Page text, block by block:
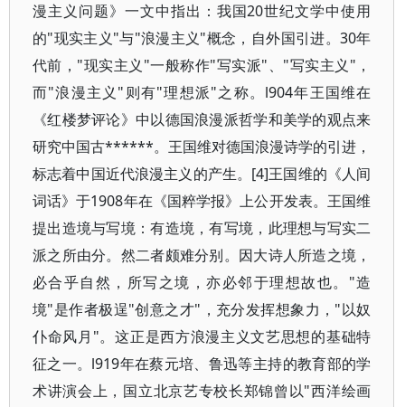
漫主义问题》一文中指出：我国20世纪文学中使用
的"现实主义"与"浪漫主义"概念，自外国引进。30年
代前，"现实主义"一般称作"写实派"、"写实主义"，
而"浪漫主义"则有"理想派"之称。l904年王国维在
《红楼梦评论》中以德国浪漫派哲学和美学的观点来
研究中国古******。王国维对德国浪漫诗学的引进，
标志着中国近代浪漫主义的产生。[4]王国维的《人间
词话》于1908年在《国粹学报》上公开发表。王国维
提出造境与写境：有造境，有写境，此理想与写实二
派之所由分。然二者颇难分别。因大诗人所造之境，
必合乎自然，所写之境，亦必邻于理想故也。"造
境"是作者极逞"创意之才"，充分发挥想象力，"以奴
仆命风月"。这正是西方浪漫主义文艺思想的基础特
征之一。l919年在蔡元培、鲁迅等主持的教育部的学
术讲演会上，国立北京艺专校长郑锦曾以"西洋绘画